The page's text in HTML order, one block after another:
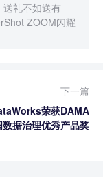
送礼不如送有
ZOOM闪耀
下一篇
荣获DAMA
数据治理优秀产品奖